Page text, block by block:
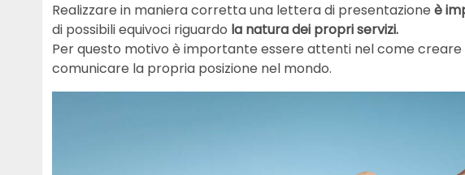
Realizzare in maniera corretta una lettera di presentazione è
di possibili equivoci riguardo la natura dei propri servizi.
Per questo motivo è importante essere attenti nel come
comunicare la propria posizione nel mondo.